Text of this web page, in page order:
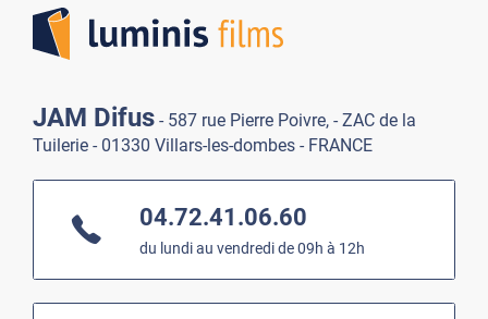
JAM Difus - 587 rue Pierre Poivre, - ZAC de la
Tuilerie - 01330 Villars-les-dombes - FRANCE
04.72.41.06.60
du lundi au vendredi de 09h à 12h